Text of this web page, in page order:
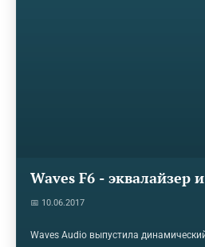
Waves F6 - эквалайзер
📅 10.06.2017
Waves Audio выпустила